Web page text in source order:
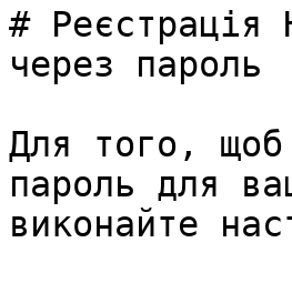
#
через пароль
Для того, щоб
пароль для
виконайте